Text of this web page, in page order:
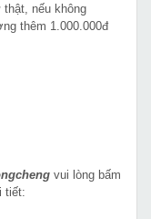
thật, nếu không
thêm 1.000.000đ
vui lòng bấm
tiết: